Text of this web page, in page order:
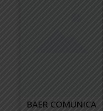
BAER COMUNICA